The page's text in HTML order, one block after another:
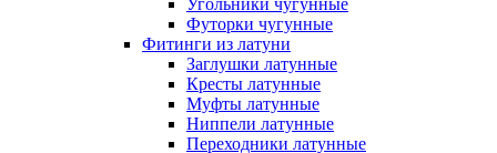
Угольники чугунные
Футорки чугунные
Фитинги из латуни
Заглушки латунные
Кресты латунные
Муфты латунные
Ниппели латунные
Переходники латунные